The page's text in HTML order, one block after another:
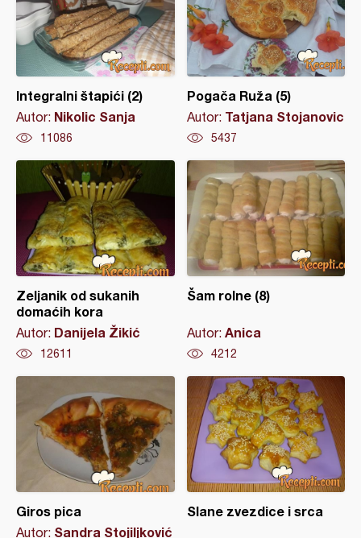
Integralni štapići (2)
Autor: Nikolic Sanja
11086
Pogača Ruža (5)
Autor: Tatjana Stojanovic
5437
Zeljanik od sukanih
domaćih kora
Autor: Danijela Žikić
12611
Šam rolne (8)
Autor: Anica
4212
Giros pica
Autor: Sandra Stojiljković
Slane zvezdice i srca